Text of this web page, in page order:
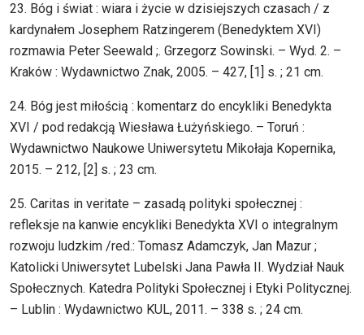
23. Bóg i świat : wiara i życie w dzisiejszych czasach / z
kardynałem Josephem Ratzingerem (Benedyktem XVI)
rozmawia Peter Seewald ;. Grzegorz Sowinski. – Wyd. 2. –
Kraków : Wydawnictwo Znak, 2005. – 427, [1] s. ; 21 cm.
24. Bóg jest miłością : komentarz do encykliki Benedykta
XVI / pod redakcją Wiesława Łużyńskiego. – Toruń :
Wydawnictwo Naukowe Uniwersytetu Mikołaja Kopernika,
2015. – 212, [2] s. ; 23 cm.
25. Caritas in veritate – zasadą polityki społecznej :
refleksje na kanwie encykliki Benedykta XVI o integralnym
rozwoju ludzkim /red.: Tomasz Adamczyk, Jan Mazur ;
Katolicki Uniwersytet Lubelski Jana Pawła II. Wydział Nauk
Społecznych. Katedra Polityki Społecznej i Etyki Politycznej.
– Lublin : Wydawnictwo KUL, 2011. – 338 s. ; 24 cm.